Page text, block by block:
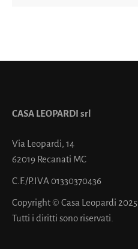
CASA LEOPARDI srl
Via Leopardi, 14
62019 Recanati MC
C.F./P.IVA 01330370436
Copyright © Casa Leopardi 2025
Tutti i diritti sono riservati.